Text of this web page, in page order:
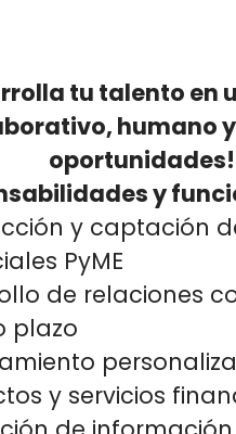
tu talento en
humano
oportunidades!
y
y captación
PyME
de relaciones
plazo
y servicios